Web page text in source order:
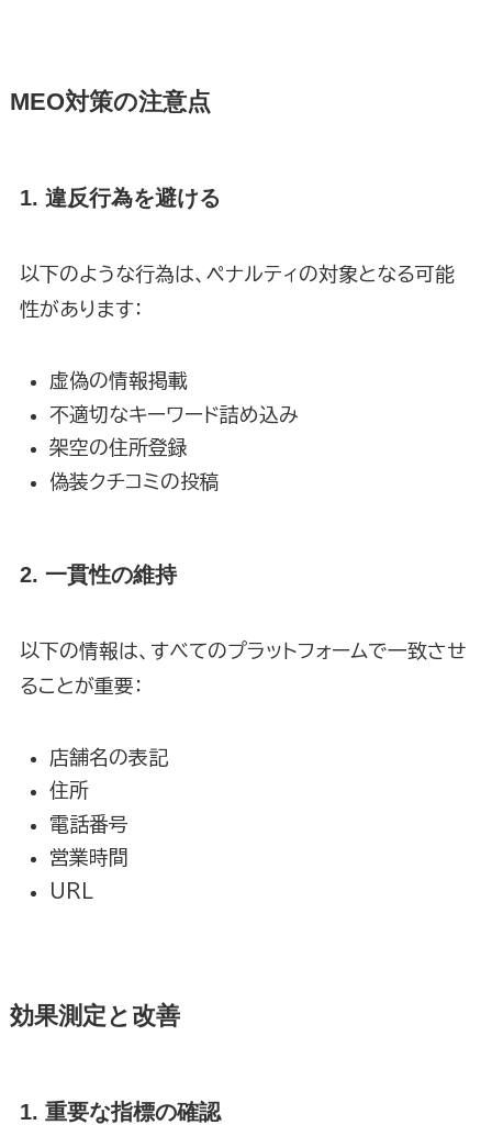
MEO対策の注意点
1. 違反行為を避ける
以下のような行為は、ペナルティの対象となる可能
性があります：
虚偽の情報掲載
不適切なキーワード詰め込み
架空の住所登録
偽装クチコミの投稿
2. 一貫性の維持
以下の情報は、すべてのプラットフォームで一致させ
ることが重要：
店舗名の表記
住所
電話番号
営業時間
URL
効果測定と改善
1. 重要な指標の確認